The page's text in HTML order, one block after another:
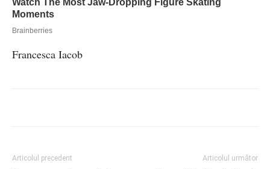
Francesca Iacob
Articolul precedent Articolul următor